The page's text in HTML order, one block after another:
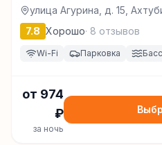
улица Агурина, д. 15,
7.8 Хорошо· 8 отзывов
Wi-Fi Парковка
от 974
₽
за ночь